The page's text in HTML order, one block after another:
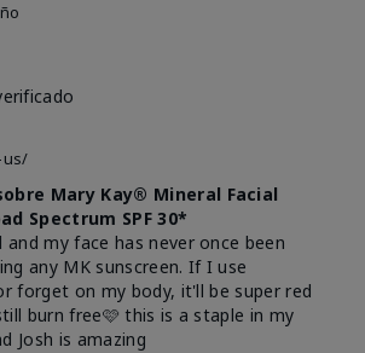
us/
Mary Kay® Mineral Facial
Spectrum SPF 30*
and my face has never once been
any MK sunscreen. If I use
forget on my body, it'll be super red
burn free🩷 this is a staple in my
Josh is amazing